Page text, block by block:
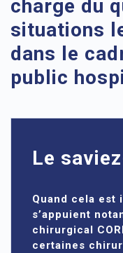
charge du
situations
dans le
public
Le
Quand cela est
s’appuient
chirurgical
certaines